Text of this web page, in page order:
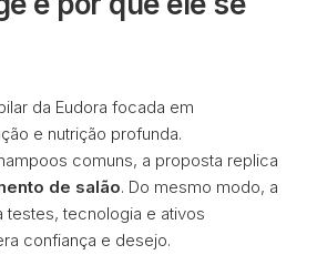
da Eudora focada em
e nutrição profunda.
comuns, a proposta replica
de salão. Do mesmo modo, a
tecnologia e ativos
confiança e desejo.